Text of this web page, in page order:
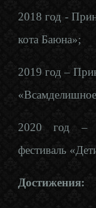
2018 год -
кота Баюна»;
2019 год –
2020 год –
фестиваль
Достижения: